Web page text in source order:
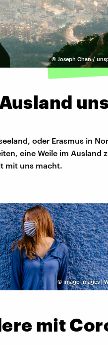
© Joseph Chan /
oder Erasmus in
eine Weile im Ausland
mit uns macht.
©imago images |
mit